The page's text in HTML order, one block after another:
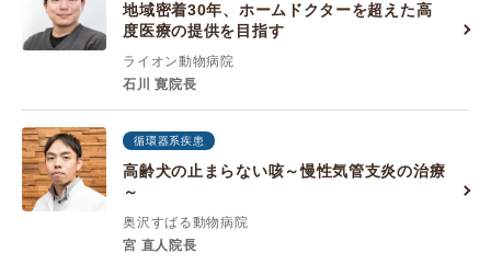
地域密着30年、ホームドクターを超えた高
度医療の提供を目指す
ライオン動物病院
石川 寛院長
循環器系疾患
高齢犬の止まらない咳～慢性気管支炎の治療
～
奥沢すばる動物病院
宮 直人院長